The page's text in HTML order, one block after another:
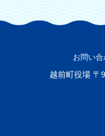
お問い
越前町役場 〒